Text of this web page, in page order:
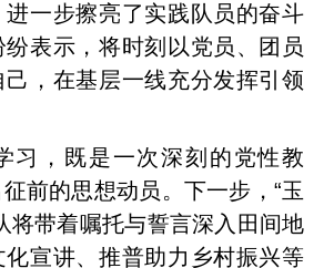
进一步擦亮了实践队员的奋斗
表示，将时刻以党员、团员
，在基层一线充分发挥引领
习，既是一次深刻的党性教
前的思想动员。下一步，“玉
将带着嘱托与誓言深入田间地
宣讲、推普助力乡村振兴等